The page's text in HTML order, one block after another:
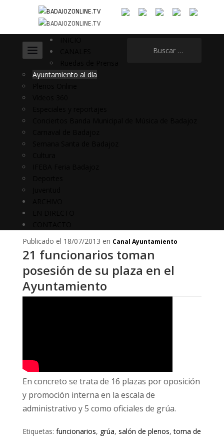
Ayuntamiento al día
Publicado el 18/07/2013 en Canal Ayuntamiento
21 funcionarios toman
posesión de su plaza en el
Ayuntamiento
En concreto se trata de 16 plazas por oposición
y promoción interna en la escala de
administrativo y 5 como oficiales de grúa.
Etiquetas: funcionarios, grúa, salón de plenos,toma de